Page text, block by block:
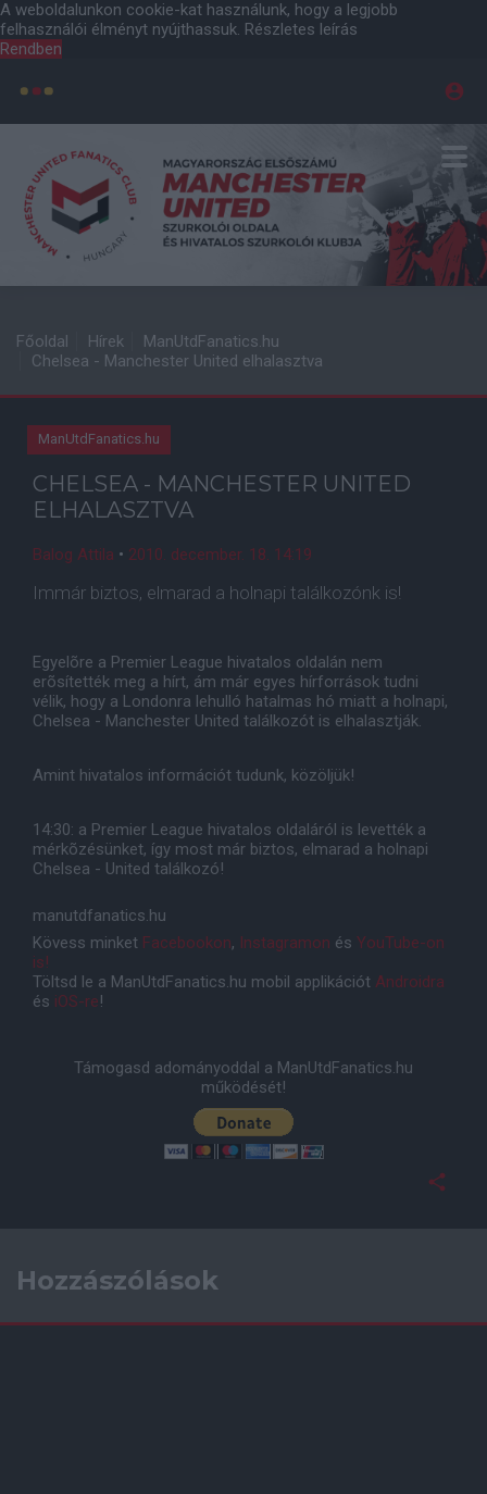
A weboldalunkon cookie-kat használunk, hogy a legjobb
felhasználói élményt nyújthassuk. Részletes leírás
Rendben
Főoldal Hírek
ManUtdFanatics.hu
Chelsea - Manchester United elhalasztva
ManUtdFanatics.hu
CHELSEA - MANCHESTER UNITED
ELHALASZTVA
Balog Attila • 2010. december. 18. 14:19
Immár biztos, elmarad a holnapi találkozónk is!
Egyelõre a Premier League hivatalos oldalán nem
erõsítették meg a hírt, ám már egyes hírforrások tudni
vélik, hogy a Londonra lehulló hatalmas hó miatt a holnapi,
Chelsea - Manchester United találkozót is elhalasztják.
Amint hivatalos információt tudunk, közöljük!
14:30: a Premier League hivatalos oldaláról is levették a
mérkõzésünket, így most már biztos, elmarad a holnapi
Chelsea - United találkozó!
manutdfanatics.hu
Kövess minket Facebookon, Instagramon és YouTube-on
is!
Töltsd le a ManUtdFanatics.hu mobil applikációt Androidra
és iOS-re!
Támogasd adományoddal a ManUtdFanatics.hu
működését!
Hozzászólások